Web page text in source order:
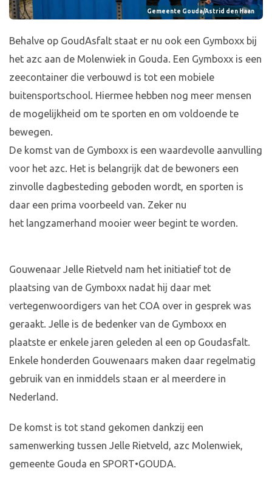
Gemeente Gouda/Astrid den Haan
Behalve op GoudAsfalt staat er nu ook een Gymboxx bij
het azc aan de Molenwiek in Gouda. Een Gymboxx is een
zeecontainer die verbouwd is tot een mobiele
buitensportschool. Hiermee hebben nog meer mensen
de mogelijkheid om te sporten en om voldoende te
bewegen.
De komst van de Gymboxx is een waardevolle aanvulling
voor het azc. Het is belangrijk dat de bewoners een
zinvolle dagbesteding geboden wordt, en sporten is
daar een prima voorbeeld van. Zeker nu
het langzamerhand mooier weer begint te worden.
Gouwenaar Jelle Rietveld nam het initiatief tot de
plaatsing van de Gymboxx nadat hij daar met
vertegenwoordigers van het COA over in gesprek was
geraakt. Jelle is de bedenker van de Gymboxx en
plaatste er enkele jaren geleden al een op Goudasfalt.
Enkele honderden Gouwenaars maken daar regelmatig
gebruik van en inmiddels staan er al meerdere in
Nederland.
De komst is tot stand gekomen dankzij een
samenwerking tussen Jelle Rietveld, azc Molenwiek,
gemeente Gouda en SPORT•GOUDA.